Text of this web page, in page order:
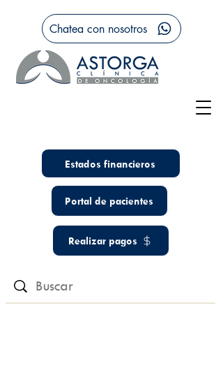
Estados financieros
Portal de pacientes
Realizar pagos
Chatea con nosotros